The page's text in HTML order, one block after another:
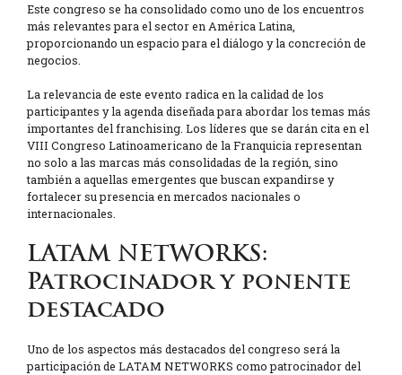
Este congreso se ha consolidado como uno de los encuentros
más relevantes para el sector en América Latina,
proporcionando un espacio para el diálogo y la concreción de
negocios.
La relevancia de este evento radica en la calidad de los
participantes y la agenda diseñada para abordar los temas más
importantes del franchising. Los líderes que se darán cita en el
VIII Congreso Latinoamericano de la Franquicia representan
no solo a las marcas más consolidadas de la región, sino
también a aquellas emergentes que buscan expandirse y
fortalecer su presencia en mercados nacionales o
internacionales.
LATAM NETWORKS:
Patrocinador y ponente
destacado
Uno de los aspectos más destacados del congreso será la
participación de LATAM NETWORKS como patrocinador del